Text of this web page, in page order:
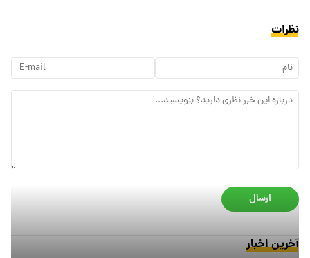
نظرات
ارسال
آخرین اخبار